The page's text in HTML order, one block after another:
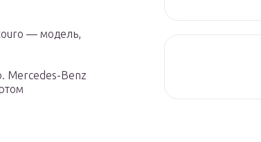
— модель,
Mercedes-Benz